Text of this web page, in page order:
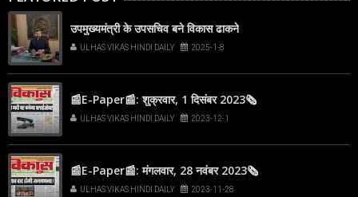
उपमुख्यमंत्री के उपसचिव बने विकास ढाकने
ULHAS VIKAS HINDI DAILY 2025-1-8
📰E-Paper📰: शुक्रवार, 1 दिसंबर 2023🗞
ULHAS VIKAS HINDI DAILY 2023-12-1
📰E-Paper📰: मंगलवार, 28 नवंबर 2023🗞
ULHAS VIKAS HINDI DAILY 2023-11-28